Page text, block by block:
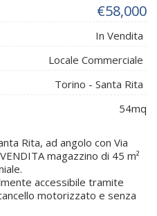
€58,000
In Vendita
Locale Commerciale
Torino - Santa Rita
54mq
Rita, ad angolo con Via
magazzino di 45 m²
accessibile tramite
motorizzato e senza